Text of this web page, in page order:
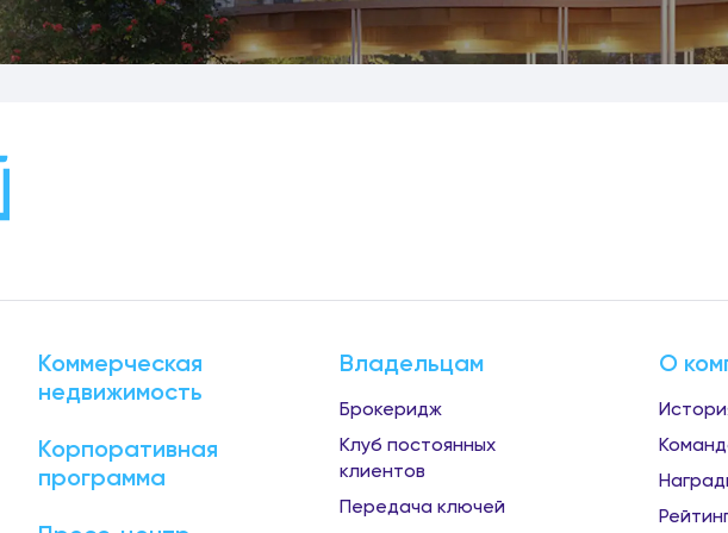
Коммерческая
недвижимость
Корпоративная
программа
Владельцам
Брокеридж
Клуб постоянных
клиентов
Передача ключей
О